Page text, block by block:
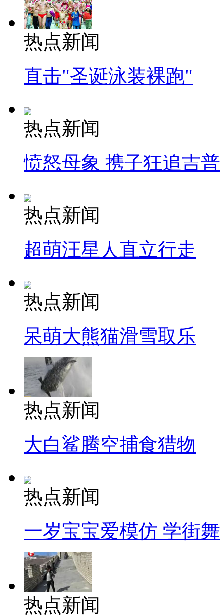
热点新闻
直击"圣诞泳装裸跑"
热点新闻
愤怒母象 携子狂追吉
热点新闻
超萌汪星人直立行走
热点新闻
呆萌大熊猫滑雪取乐
热点新闻
大白鲨腾空捕食猎物
热点新闻
一岁宝宝爱模仿 学街
热点新闻